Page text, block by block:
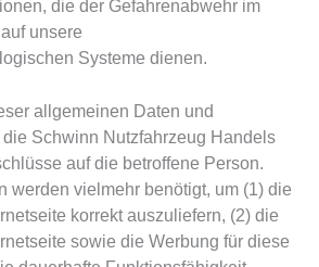
die der Gefahrenabwehr im
unsere
Systeme dienen.
allgemeinen Daten und
die Schwinn Nutzfahrzeug Handels
auf die betroffene Person.
werden vielmehr benötigt, um (1) die
korrekt auszuliefern, (2) die
sowie die Werbung für diese